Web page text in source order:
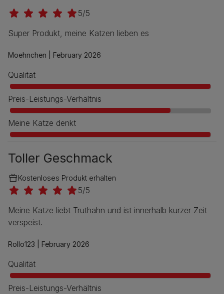
5/5
Super Produkt, meine Katzen lieben es
Moehnchen | February 2026
Qualität
Preis-Leistungs-Verhältnis
Meine Katze denkt
Toller Geschmack
Kostenloses Produkt erhalten
5/5
Meine Katze liebt Truthahn und ist innerhalb kurzer Zeit
verspeist.
Rollo123 | February 2026
Qualität
Preis-Leistungs-Verhältnis